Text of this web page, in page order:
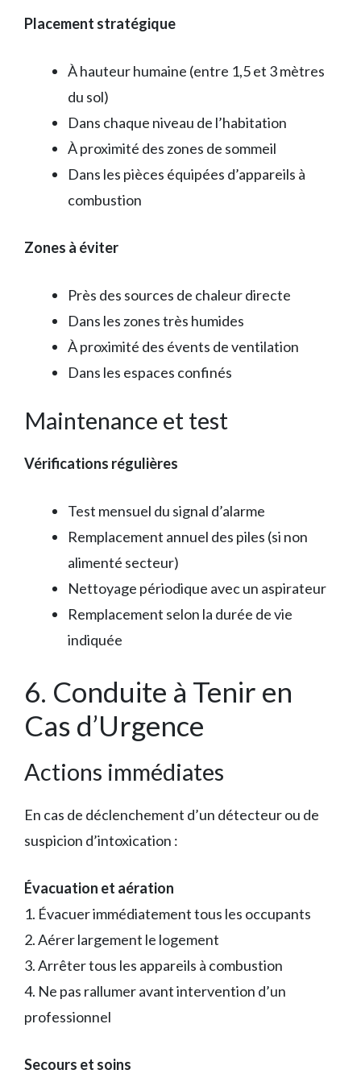
Placement stratégique
À hauteur humaine (entre 1,5 et 3 mètres
du sol)
Dans chaque niveau de l’habitation
À proximité des zones de sommeil
Dans les pièces équipées d’appareils à
combustion
Zones à éviter
Près des sources de chaleur directe
Dans les zones très humides
À proximité des évents de ventilation
Dans les espaces confinés
Maintenance et test
Vérifications régulières
Test mensuel du signal d’alarme
Remplacement annuel des piles (si non
alimenté secteur)
Nettoyage périodique avec un aspirateur
Remplacement selon la durée de vie
indiquée
6. Conduite à Tenir en
Cas d’Urgence
Actions immédiates
En cas de déclenchement d’un détecteur ou de
suspicion d’intoxication :
Évacuation et aération
1. Évacuer immédiatement tous les occupants
2. Aérer largement le logement
3. Arrêter tous les appareils à combustion
4. Ne pas rallumer avant intervention d’un
professionnel
Secours et soins